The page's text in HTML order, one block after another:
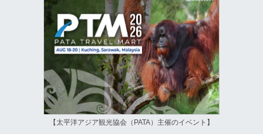
【太平洋アジア観光協会（PATA）主催のイベント】